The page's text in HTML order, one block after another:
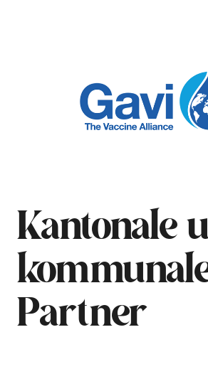
Kantonale
Partner